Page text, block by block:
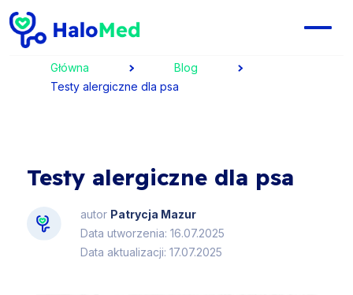
Główna
Blog
Testy alergiczne dla psa
Testy alergiczne dla psa
autor Patrycja Mazur
Data utworzenia: 16.07.2025
Data aktualizacji: 17.07.2025